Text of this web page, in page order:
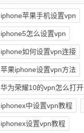
iphone苹果手机设置vpn
iphone5怎么设置vpn
iphone如何设置vpn连接
苹果iphone设置vpn方法
华为荣耀10的vpn怎么打开
iphonex中设置vpn教程
iphonex设置vpn教程